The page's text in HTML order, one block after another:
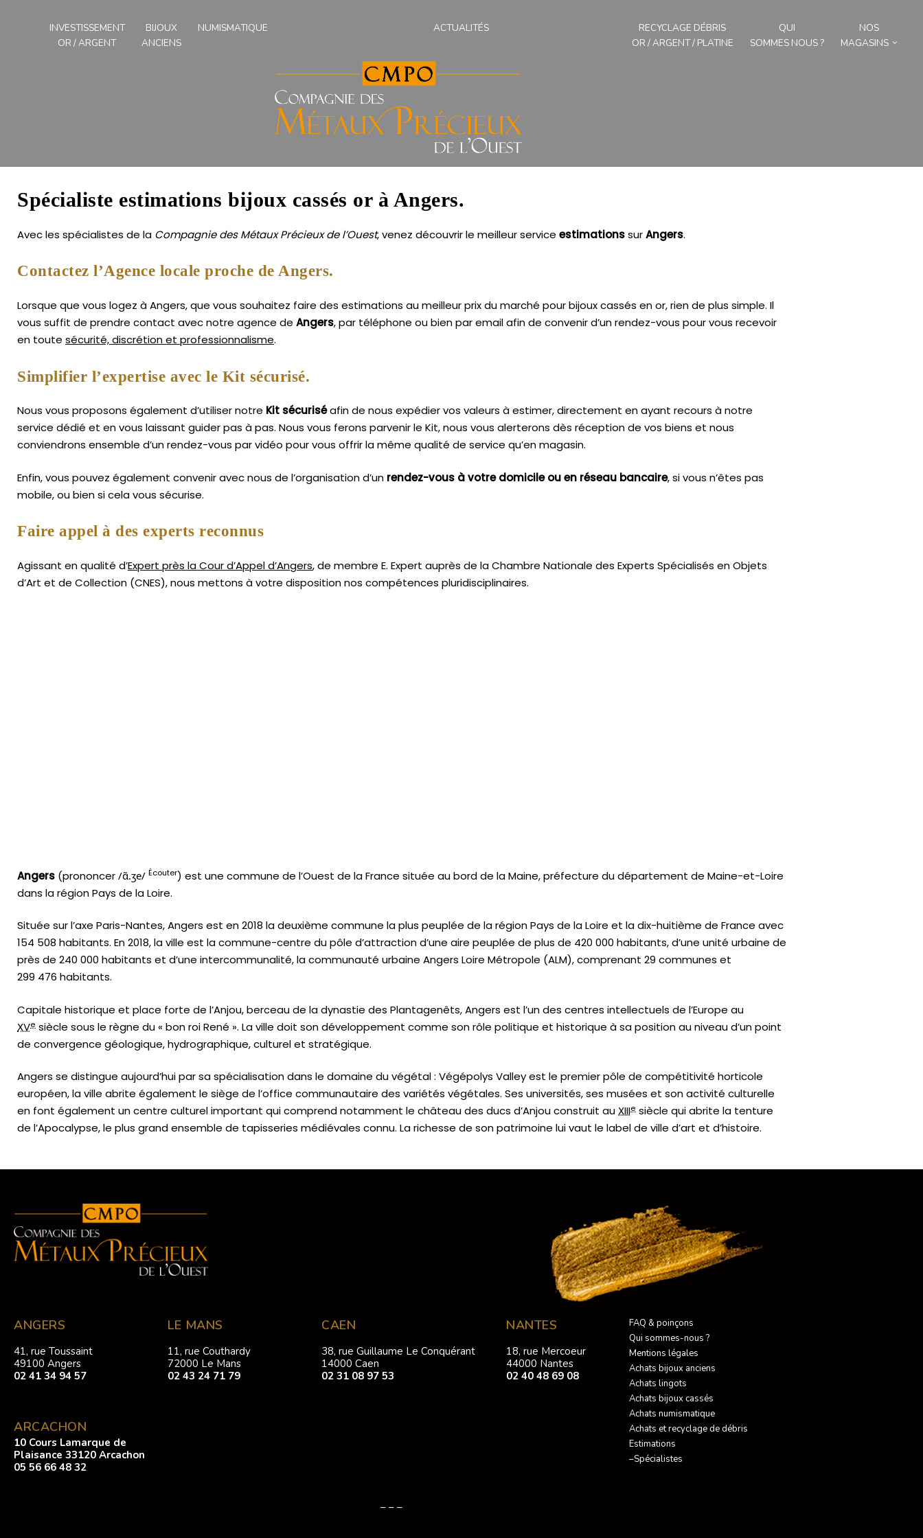
INVESTISSEMENT
OR / ARGENT
BIJOUX
ANCIENS
NUMISMATIQUE ACTUALITÉS
RECYCLAGE DÉBRIS
OR / ARGENT / PLATINE
QUI
SOMMES NOUS ?
NOS
MAGASINS
Spécialiste estimations bijoux cassés or à Angers.
Avec les spécialistes de la Compagnie des Métaux Précieux de l’Ouest, venez découvrir le meilleur service estimationssurAngers.
Contactez l’Agence locale proche de Angers.
Lorsque que vous logez à Angers, que vous souhaitez faire des estimations au meilleur prix du marché pour bijoux cassés en or, rien de plus simple. Il
vous suffit de prendre contact avec notre agence de Angers, par téléphone ou bien par email afin de convenir d’un rendez-vous pour vous recevoir
en toute sécurité, discrétion et professionnalisme.
Simplifier l’expertise avec le Kit sécurisé.
Nous vous proposons également d’utiliser notre Kit sécuriséafin de nous expédier vos valeurs à estimer, directement en ayant recours à notre
service dédié et en vous laissant guider pas à pas. Nous vous ferons parvenir le Kit, nous vous alerterons dès réception de vos biens et nous
conviendrons ensemble d’un rendez-vous par vidéo pour vous offrir la même qualité de service qu’en magasin.
Enfin, vous pouvez également convenir avec nous de l’organisation d’un rendez-vous à votre domicile ou en réseau bancaire, si vous n’êtes pas
mobile, ou bien si cela vous sécurise.
Faire appel à des experts reconnus
Agissant en qualité d’Expert près la Cour d’Appel d’Angers, de membre E. Expert auprès de laChambre Nationale des Experts Spécialisés en Objets
d’Art et de Collection (CNES),nous mettons à votre disposition nos compétences pluridisciplinaires.
Angers (prononcer /ɑ̃.ʒe/ Écouter) est une commune de l’Ouest de la France située au bord de la Maine, préfecture du département de Maine-et-Loire
dans la région Pays de la Loire.
Située sur l’axe Paris-Nantes, Angers est en 2018 la deuxième commune la plus peuplée de la région Pays de la Loire et la dix-huitième de France avec
154 508 habitants. En 2018, la ville est la commune-centre du pôle d’attraction d’une aire peuplée de plus de 420 000 habitants, d’une unité urbaine de
près de 240 000 habitants et d’une intercommunalité, la communauté urbaine Angers Loire Métropole (ALM), comprenant 29 communes et
299 476 habitants.
Capitale historique et place forte de l’Anjou, berceau de la dynastie des Plantagenêts, Angers est l’un des centres intellectuels de l’Europe au
XVe siècle sous le règne du « bon roi René ». La ville doit son développement comme son rôle politique et historique à sa position au niveau d’un point
de convergence géologique, hydrographique, culturel et stratégique.
Angers se distingue aujourd’hui par sa spécialisation dans le domaine du végétal : Végépolys Valley est le premier pôle de compétitivité horticole
européen, la ville abrite également le siège de l’office communautaire des variétés végétales. Ses universités, ses musées et son activité culturelle
en font également un centre culturel important qui comprend notamment le château des ducs d’Anjou construit auXIIIe siècle qui abrite la tenture
de l’Apocalypse, le plus grand ensemble de tapisseries médiévales connu. La richesse de son patrimoine lui vaut le label de ville d’art et d’histoire.
ANGERS
41, rue Toussaint
49100 Angers
02 41 34 94 57
ARCACHON
10 Cours Lamarque de
Plaisance 33120 Arcachon
05 56 66 48 32
LE MANS
11, rue Couthardy
72000 Le Mans
02 43 24 71 79
CAEN
38, rue Guillaume Le Conquérant
14000 Caen
02 31 08 97 53
NANTES
18, rue Mercoeur
44000 Nantes
02 40 48 69 08
FAQ & poinçons
Qui sommes-nous ?
Mentions légales
Achats bijoux anciens
Achats lingots
Achats bijoux cassés
Achats numismatique
Achats et recyclage de débris
Estimations
–Spécialistes
– – –